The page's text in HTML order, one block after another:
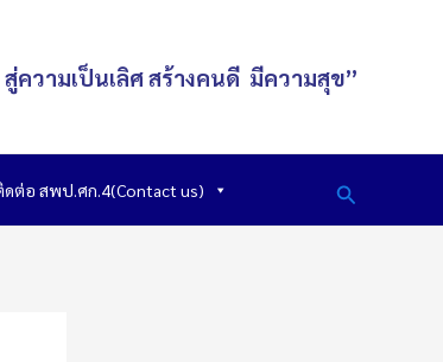
ความเป็นเลิศสร้างคนดี มีความสุข”
ดต่อ สพป.ศก.4(Contact us) Search